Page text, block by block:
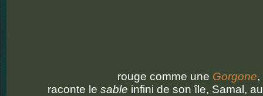
rouge comme une Gorgone,
raconte le sable infini de son île, Samal,